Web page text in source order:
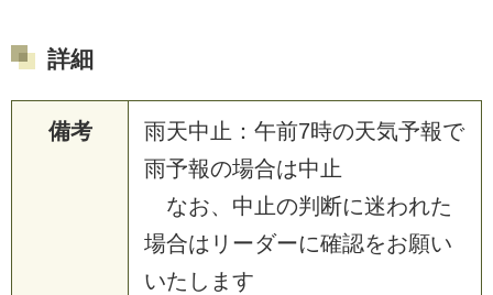
詳細
備考
雨天中止：午前7時の天気予報で
雨予報の場合は中止
なお、中止の判断に迷われた
場合はリーダーに確認をお願い
いたします